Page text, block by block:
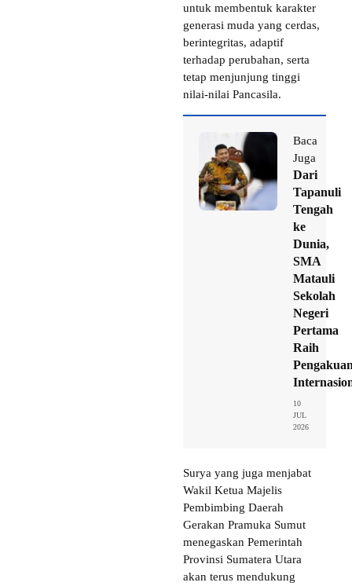
untuk membentuk karakter
generasi muda yang cerdas,
berintegritas, adaptif
terhadap perubahan, serta
tetap menjunjung tinggi
nilai-nilai Pancasila.
Baca
Juga
Dari
Tapanuli
Tengah
ke
Dunia,
SMA
Matauli
Sekolah
Negeri
Pertama
Raih
10
JUL
2026
Surya yang juga menjabat
Wakil Ketua Majelis
Pembimbing Daerah
Gerakan Pramuka Sumut
menegaskan Pemerintah
Provinsi Sumatera Utara
akan terus mendukung